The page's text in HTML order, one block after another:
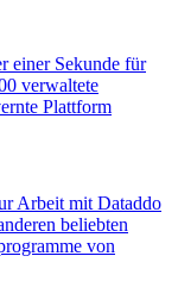
einer Sekunde für
verwaltete
Plattform
Arbeit mit Dataddo
beliebten
von